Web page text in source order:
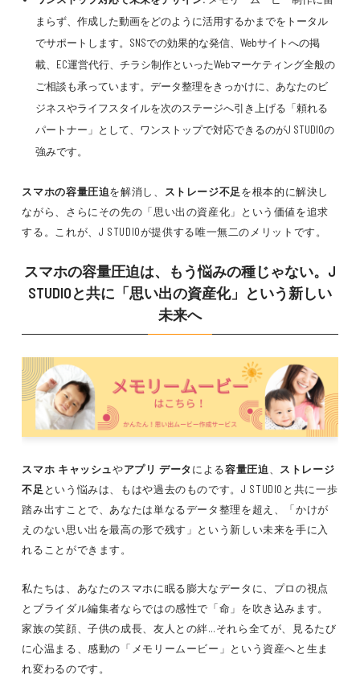
まらず、作成した動画をどのように活用するかまでをトータル
でサポートします。SNSでの効果的な発信、Webサイトへの掲
載、EC運営代行、チラシ制作といったWebマーケティング全般の
ご相談も承っています。データ整理をきっかけに、あなたのビ
ジネスやライフスタイルを次のステージへ引き上げる「頼れる
パートナー」として、ワンストップで対応できるのがJ STUDIOの
強みです。
スマホの容量圧迫を解消し、 ストレージ不足を根本的に解決し
ながら、さらにその先の「思い出の資産化」という価値を追求
する。これが、J STUDIOが提供する唯一無二のメリットです。
スマホの容量圧迫は、もう悩みの種じゃない。J
STUDIOと共に「思い出の資産化」という新しい
未来へ
スマホ キャッシュやアプリ データによる容量圧迫
ストレージ
不足 という悩みは、もはや過去のものです。J STUDIOと共に一歩
踏み出すことで、あなたは単なるデータ整理を超え、「かけが
えのない思い出を最高の形で残す」という新しい未来を手に入
れることができます。
私たちは、あなたのスマホに眠る膨大なデータに、プロの視点
とブライダル編集者ならではの感性で「命」を吹き込みます。
家族の笑顔、子供の成長、友人との絆…それら全てが、見るたび
に心温まる、感動の「メモリームービー」という資産へと生ま
れ変わるのです。